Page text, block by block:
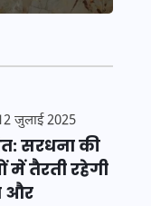
जुलाई 2025
सरधना की
तैरती रहेगी
और